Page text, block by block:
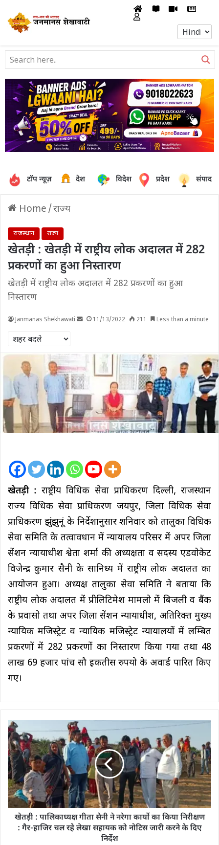
टॉप न्यूज़ देश विदेश प्रदेश
Home /राज्य
राजस्थान राज्य
खेतड़ी : खेतड़ी में राष्ट्रीय लोक अदालत में 282
प्रकरणों का हुआ निस्तारण
खेतड़ी में राष्ट्रीय लोक अदालत में 282 प्रकरणों का हुआ
निस्तारण
Janmanas Shekhawati 11/13/2022 211 Less than a minute
खेतड़ी : राष्ट्रीय विधिक सेवा प्राधिकरण दिल्ली, राजस्थान
राज्य विधिक सेवा प्राधिकरण जयपुर, जिला विधिक सेवा
प्राधिकरण झुंझुनूं के निर्देशानुसार शनिवार को तालुका विधिक
सेवा समिति के तत्वावधान में न्यायालय परिसर में अपर जिला
सेंशन न्यायाधीश श्वेता शर्मा की अध्यक्षता व सदस्य एडवोकेट
विजेन्द्र कुमार सैनी के सानिध्य में राष्ट्रीय लोक अदालत का
आयोजन हुआ। अध्यक्ष तालुका सेवा समिति ने बताया कि
राष्ट्रीय लोक अदालत में प्रीलिटिमेश मामलो में बिजली व बैंक
के प्रवासो तथा अपर जिला सेंशन न्यायाधीश, अतिरिक्त मुख्य
न्यायिक मजिस्ट्रेट व न्यायिक मजिस्ट्रेट न्यायालयों में लम्बित
प्रकरणों में 282 प्रकरणों का निस्तारण किया गया तथा 48
लाख 69 हजार पांच सौ इकतीस रुपयो के अवार्ड पारित किए
गए।
खेतड़ी : पालिकाध्यक्ष गीता सैनी ने नरेगा कार्यो का किया निरीक्षण
: गैर-हाजिर चल रहे लेखा सहायक को नोटिस जारी करने के दिए
निर्देश